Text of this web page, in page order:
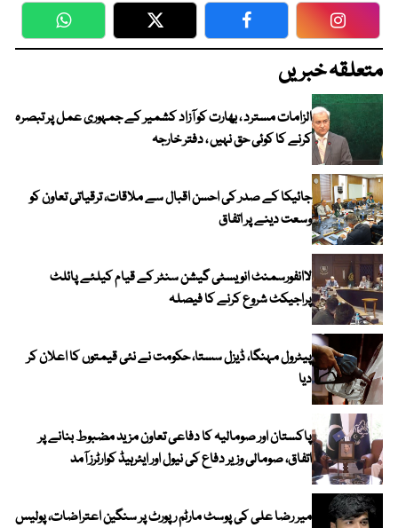
WhatsApp Twitter Facebook
متعلقہ خبریں
الزامات مسترد ، بھارت کو آزاد کشمیر کے جمہوری عمل پر تبصرہ
کرنے کا کوئی حق نہیں ، دفتر خارجہ
جائیکا کے صدر کی احسن اقبال سے ملاقات، ترقیاتی تعاون کو
وسعت دینے پر اتفاق
لاانفورسمنٹ انویسٹی گیشن سنٹر کے قیام کیلئے پائلٹ
پراجیکٹ شروع کرنے کا فیصلہ
پیٹرول مہنگا، ڈیزل سستا، حکومت نے نئی قیمتوں کا اعلان کر
دیا
پاکستان اور صومالیہ کا دفاعی تعاون مزید مضبوط بنانے پر
اتفاق، صومالی وزیر دفاع کی نیول اور ایئرہیڈ کوارٹرز آمد
میر رضا علی کی پوسٹ مارٹم رپورٹ پر سنگین اعتراضات، پولیس